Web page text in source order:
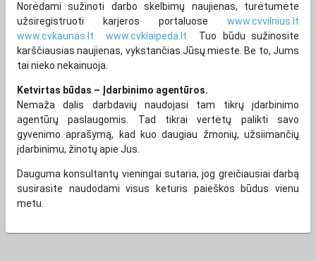
Norėdami sužinoti darbo skelbimų naujienas, turėtumėte
užsiregistruoti karjeros portaluose www.cvvilnius.lt
www.cvkaunas.lt
www.cvklaipeda.lt Tuo būdu sužinosite
karščiausias naujienas, vykstančias Jūsų mieste. Be to, Jums
tai nieko nekainuoja.
Ketvirtas būdas – Įdarbinimo agentūros.
Nemaža dalis darbdavių naudojasi tam tikrų įdarbinimo
agentūrų paslaugomis. Tad tikrai vertėtų palikti savo
gyvenimo aprašymą, kad kuo daugiau žmonių, užsiimančių
įdarbinimu, žinotų apie Jus.
Dauguma konsultantų vieningai sutaria, jog greičiausiai darbą
susirasite naudodami visus keturis paieškos būdus vienu
metu.